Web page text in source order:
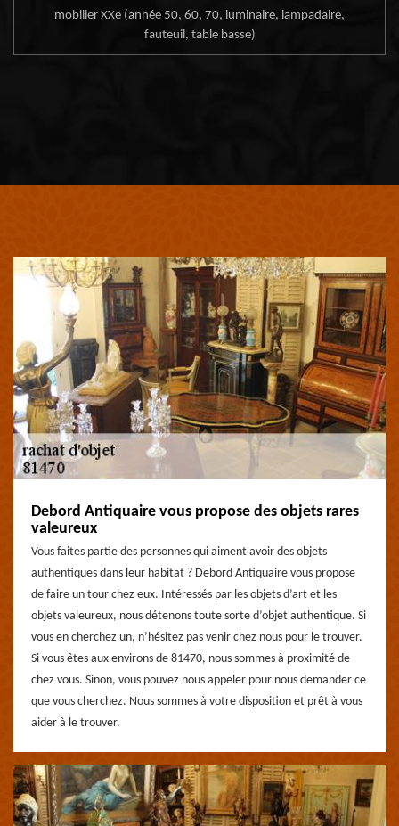
mobilier XXe (année 50, 60, 70, luminaire, lampadaire,
fauteuil, table basse)
Debord Antiquaire vous propose des objets rares
valeureux
Vous faites partie des personnes qui aiment avoir des objets
authentiques dans leur habitat ? Debord Antiquaire vous propose
de faire un tour chez eux. Intéressés par les objets d’art et les
objets valeureux, nous détenons toute sorte d’objet authentique. Si
vous en cherchez un, n’hésitez pas venir chez nous pour le trouver.
Si vous êtes aux environs de 81470, nous sommes à proximité de
chez vous. Sinon, vous pouvez nous appeler pour nous demander ce
que vous cherchez. Nous sommes à votre disposition et prêt à vous
aider à le trouver.